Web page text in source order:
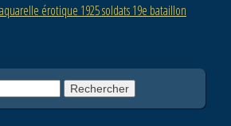
érotique 1925 soldats 19e bataillon